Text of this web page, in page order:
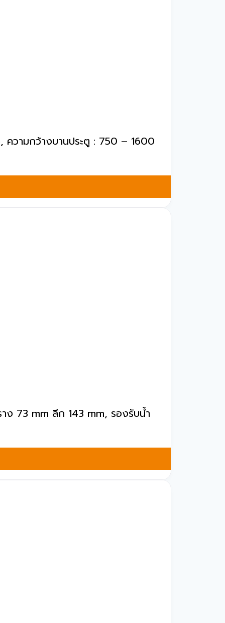
ความกว้างบานประตู : 750 – 1600
ง 73 mm ลึก 143 mm, รองรับน้ำ